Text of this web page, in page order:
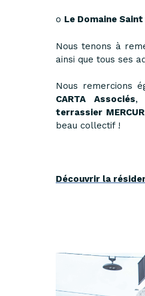
o Le Domaine
Nous tenons à
ainsi que tous ses
Nous remercions
CARTA Associés,
terrassier
beau collectif !
Découvrir la